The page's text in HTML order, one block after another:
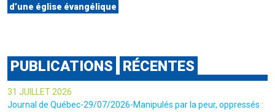
d’une église évangélique
PUBLICATIONS RÉCENTES
31 JUILLET 2026
Journal de Québec-29/07/2026-Manipulés par la peur, oppressés :